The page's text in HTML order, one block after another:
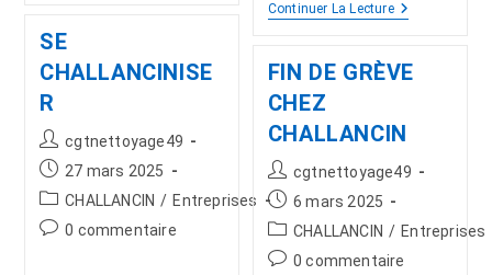
Continuer La Lecture
SE
CHALLANCINISE
R
cgtnettoyage49
27 mars 2025
CHALLANCIN / Entreprises
0 commentaire
FIN DE GRÈVE
CHEZ
CHALLANCIN
cgtnettoyage49
6 mars 2025
CHALLANCIN / Entreprises
0 commentaire